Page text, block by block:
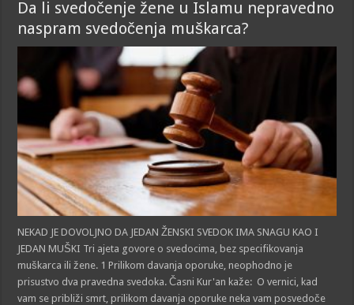
Da li svedočenje žene u Islamu nepravedno
naspram svedočenja muškarca?
NEKAD JE DOVOLJNO DA JEDAN ŽENSKI SVEDOK IMA SNAGU KAO I
JEDAN MUŠKI Tri ajeta govore o svedocima, bez specifikovanja
muškarca ili žene. 1 Prilikom davanja oporuke, neophodno je
prisustvo dva pravedna svedoka. Časni Kur'an kaže: O vernici, kad
vam se približi smrt, prilikom davanja oporuke neka vam posvedoče